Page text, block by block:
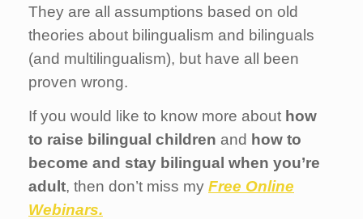
They are all assumptions based on old
theories about bilingualism and bilinguals
(and multilingualism), but have all been
proven wrong.
If you would like to know more about how
to raise bilingual children and how to
become and stay bilingual when you’re
adult, then don’t miss my Free Online
Webinars.